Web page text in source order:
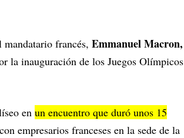
mandatario francés, Emmanuel Macron,
la inauguración de los Juegos Olímpicos
en un encuentro que duró unos 15
empresarios franceses en la sede de la